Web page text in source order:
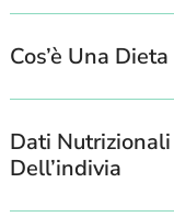
Cos’è Una
Dati
Dell’indivia